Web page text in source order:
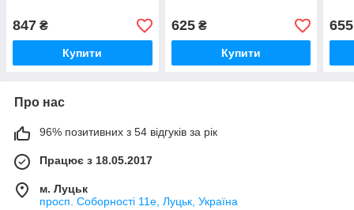
847 ₴
Купити
625₴
Купити
655
Про нас
96% позитивних з 54 відгуків за рік
Працює з 18.05.2017
м. Луцьк
просп. Соборності 11е, Луцьк, Україна